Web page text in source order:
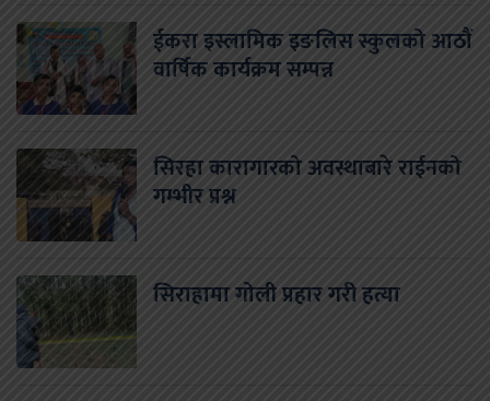
ईकरा इस्लामिक इङलिस स्कुलको आठौं
वार्षिक कार्यक्रम सम्पन्न
सिरहा कारागारको अवस्थाबारे राईनको
गम्भीर प्रश्न
सिराहामा गोली प्रहार गरी हत्या